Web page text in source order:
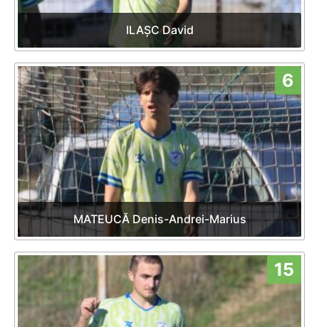
ILAȘC David
6
MATEUCĂ Denis-Andrei-Marius
15